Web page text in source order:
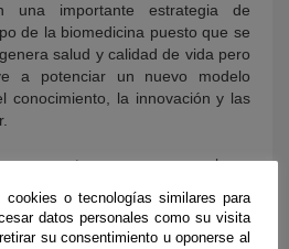
una importante estrategia de
de la biomedicina puesto que se
salud y calidad de vida pero
a potenciar un nuevo modelo
conocimiento, la innovación y las
proyecto en ocupan un lugar
una nueva área de desarrollo
o tecnologías similares para
datos personales como su visita
su consentimiento u oponerse al